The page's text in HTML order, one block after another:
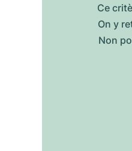
Ce
On y
Non